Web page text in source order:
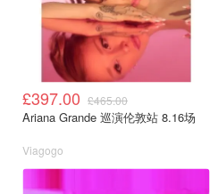
£397.00 £465.00
Ariana Grande 巡演伦敦站 8.16场
Viagogo